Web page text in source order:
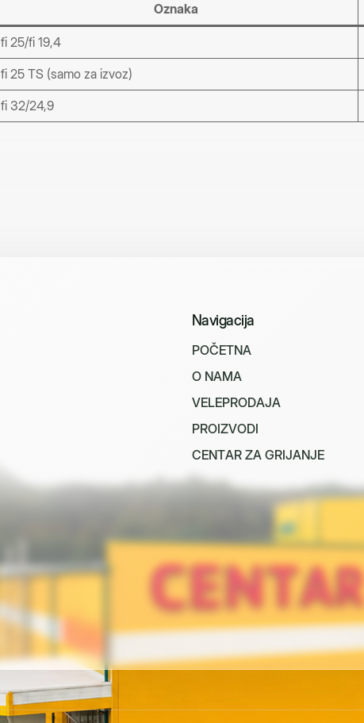
Oznaka
fi 25/fi 19,4
fi 25 TS (samo za izvoz)
fi 32/24,9
Navigacija
POČETNA
O NAMA
VELEPRODAJA
PROIZVODI
CENTAR ZA GRIJANJE